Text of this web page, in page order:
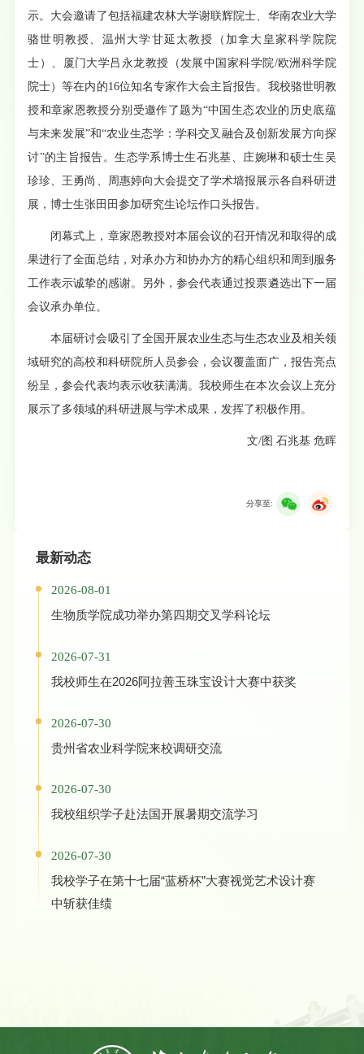
示。大会邀请了包括福建农林大学谢联辉院士、华南农业大学
骆世明教授、温州大学甘延太教授（加拿大皇家科学院院
士）、厦门大学吕永龙教授（发展中国家科学院/欧洲科学院
院士）等在内的16位知名专家作大会主旨报告。我校骆世明教
授和章家恩教授分别受邀作了题为“中国生态农业的历史底蕴
与未来发展”和“农业生态学：学科交叉融合及创新发展方向探
讨”的主旨报告。生态学系博士生石兆基、庄婉琳和硕士生吴
珍珍、王勇尚、周惠婷向大会提交了学术墙报展示各自科研进
展，博士生张田田参加研究生论坛作口头报告。
闭幕式上，章家恩教授对本届会议的召开情况和取得的成
果进行了全面总结，对承办方和协办方的精心组织和周到服务
工作表示诚挚的感谢。另外，参会代表通过投票遴选出下一届
会议承办单位。
本届研讨会吸引了全国开展农业生态与生态农业及相关领
域研究的高校和科研院所人员参会，会议覆盖面广，报告亮点
纷呈，参会代表均表示收获满满。我校师生在本次会议上充分
展示了多领域的科研进展与学术成果，发挥了积极作用。
文/图 石兆基 危晖
分享至:
最新动态
2026-08-01
生物质学院成功举办第四期交叉学科论坛
2026-07-31
我校师生在2026阿拉善玉珠宝设计大赛中获奖
2026-07-30
贵州省农业科学院来校调研交流
2026-07-30
我校组织学子赴法国开展暑期交流学习
2026-07-30
我校学子在第十七届“蓝桥杯”大赛视觉艺术设计赛
中斩获佳绩